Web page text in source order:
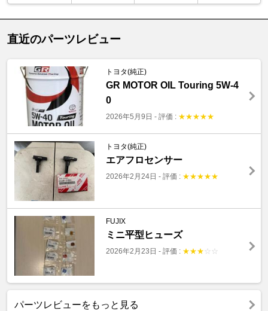
直近のパーツレビュー
トヨタ(純正)
GR MOTOR OIL Touring 5W-4
0
2026年5月9日 - 評価 : ★★★★★
トヨタ(純正)
エアフロセンサー
2026年2月24日 - 評価 : ★★★★★
FUJIX
ミニ平型ヒューズ
2026年2月23日 - 評価 : ★★★ ☆ ☆
パーツレビューをもっと見る